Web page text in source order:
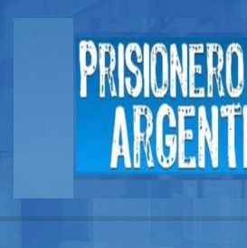
Buscador
Documentos